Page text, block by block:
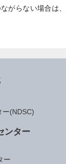
がらない場合は
ー(NDSC)
ンター
ー